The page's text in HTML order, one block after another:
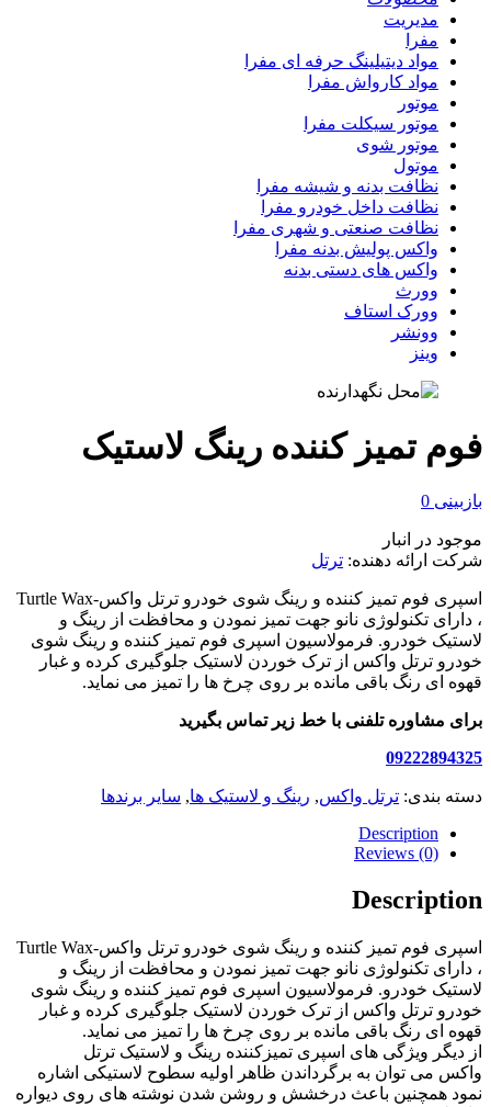
مدیریت
مفرا
مواد دیتیلینگ حرفه ای مفرا
مواد کارواش مفرا
موتور
موتور سیکلت مفرا
موتور شوی
موتول
نظافت بدنه و شیشه مفرا
نظافت داخل خودرو مفرا
نظافت صنعتی و شهری مفرا
واکس پولیش بدنه مفرا
واکس های دستی بدنه
وورث
وورک استاف
وونشر
وینز
فوم تمیز کننده رینگ لاستیک
بازبینی 0
موجود در انبار
شرکت ارائه دهنده: ترتل
اسپری فوم تمیز کننده و رینگ شوی خودرو ترتل واکس-Turtle Wax
، دارای تکنولوژی نانو جهت تمیز نمودن و محافظت از رینگ و
لاستیک خودرو. فرمولاسیون اسپری فوم تمیز کننده و رینگ شوی
خودرو ترتل واکس از ترک خوردن لاستیک جلوگیری کرده و غبار
قهوه ای رنگ باقی مانده بر روی چرخ ها را تمیز می نماید.
برای مشاوره تلفنی با خط زیر تماس بگیرید
09222894325
دسته بندی: ترتل واکس, رینگ و لاستیک ها, سایر برندها
Description
Reviews (0)
Description
اسپری فوم تمیز کننده و رینگ شوی خودرو ترتل واکس-Turtle Wax
، دارای تکنولوژی نانو جهت تمیز نمودن و محافظت از رینگ و
لاستیک خودرو. فرمولاسیون اسپری فوم تمیز کننده و رینگ شوی
خودرو ترتل واکس از ترک خوردن لاستیک جلوگیری کرده و غبار
قهوه ای رنگ باقی مانده بر روی چرخ ها را تمیز می نماید.
از دیگر ویژگی های اسپری تمیزکننده رینگ و لاستیک ترتل
واکس می توان به برگرداندن ظاهر اولیه سطوح لاستیکی اشاره
نمود همچنین باعث درخشش و روشن شدن نوشته های روی دیواره